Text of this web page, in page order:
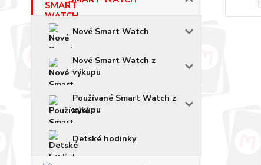
Nové Smart Watch
Nové Smart Watch z
výkupu
Používané Smart Watch z
výkupu
Detské hodinky